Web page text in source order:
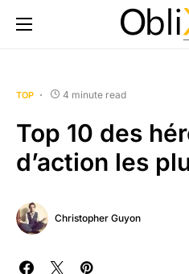
TOP 4 minute read
Top 10 des
d’action les
Christopher Guyon